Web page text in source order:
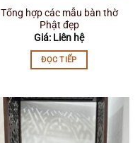
Tổng hợp các mẫu bàn thờ
Phật đẹp
Giá: Liên hệ
ĐỌC TIẾP